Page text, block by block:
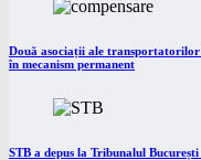
Două asociații ale transportatorilor
în mecanism permanent
STB a depus la Tribunalul